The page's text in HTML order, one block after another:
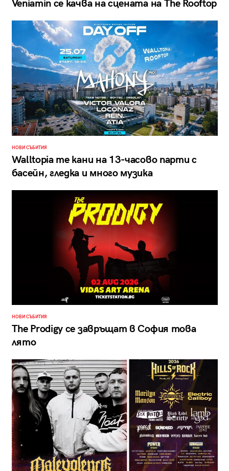
Veniamin се качва на сцената на The Rooftop
НОВИ СЪБИТИЯ
Walltopia те кани на 13-часово парти с
басейн, гледка и много музика
НОВИ СЪБИТИЯ
The Prodigy се завръщат в София това
лято